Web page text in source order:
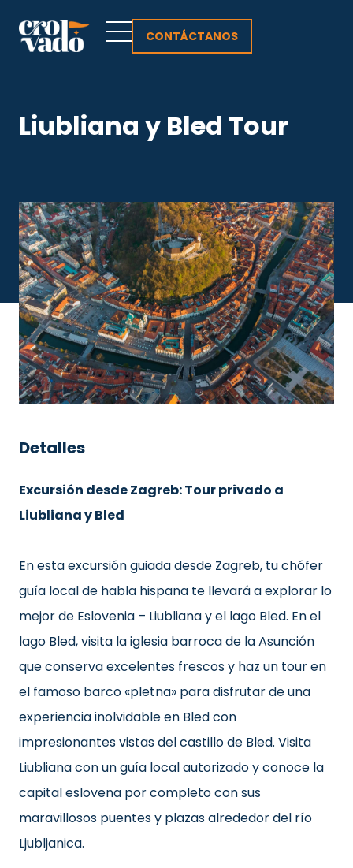
CONTÁCTANOS
Liubliana y Bled Tour
Detalles
Excursión desde Zagreb: Tour privado a
Liubliana y Bled
En esta excursión guiada desde Zagreb, tu chófer
guía local de habla hispana te llevará a explorar lo
mejor de Eslovenia – Liubliana y el lago Bled. En el
lago Bled, visita la iglesia barroca de la Asunción
que conserva excelentes frescos y haz un tour en
el famoso barco «pletna» para disfrutar de una
experiencia inolvidable en Bled con
impresionantes vistas del castillo de Bled. Visita
Liubliana con un guía local autorizado y conoce la
capital eslovena por completo con sus
maravillosos puentes y plazas alrededor del río
Ljubljanica.